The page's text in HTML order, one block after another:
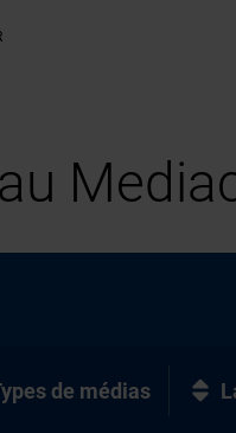
de médias